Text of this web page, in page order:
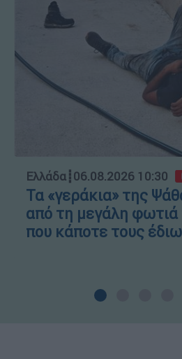
Ελλάδα┋06.08.2026 10:30
Τα «γεράκια» της
από τη μεγάλη φωτιά
που κάποτε τους